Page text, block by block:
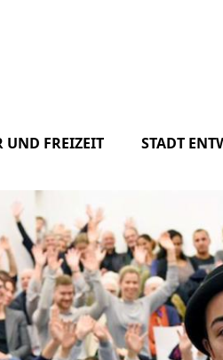
UND FREIZEIT STADT